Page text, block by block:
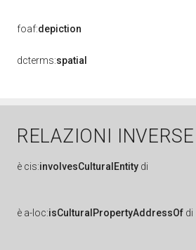
foaf:depiction
dcterms:spatial
RELAZIONI INVERSE
è cis:involvesCulturalEntity di
è a-loc:isCulturalPropertyAddressOf di